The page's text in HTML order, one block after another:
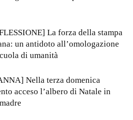
La forza della stampa
un antidoto all’omologazione
di umanità
Nella terza domenica
acceso l’albero di Natale in